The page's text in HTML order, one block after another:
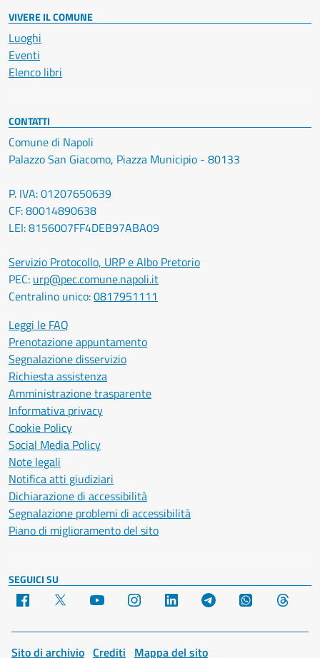
VIVERE IL COMUNE
Luoghi
Eventi
Elenco libri
CONTATTI
Comune di Napoli
Palazzo San Giacomo, Piazza Municipio - 80133
P. IVA: 01207650639
CF: 80014890638
LEI: 8156007FF4DEB97ABA09
Servizio Protocollo, URP e Albo Pretorio
PEC: urp@pec.comune.napoli.it
Centralino unico:0817951111
Leggi le FAQ
Prenotazione appuntamento
Segnalazione disservizio
Richiesta assistenza
Amministrazione trasparente
Informativa privacy
Cookie Policy
Social Media Policy
Note legali
Notifica atti giudiziari
Dichiarazione di accessibilità
Segnalazione problemi di accessibilità
Piano di miglioramento del sito
SEGUICI SU
Facebook YouTube Instagram LinkedIn Telegram WhatsApp
Sito di archivio Crediti Mappa del sito